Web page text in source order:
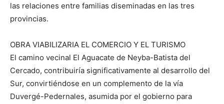
las relaciones entre familias diseminadas en las tres
provincias.
OBRA VIABILIZARIA EL COMERCIO Y EL TURISMO
El camino vecinal El Aguacate de Neyba-Batista del
Cercado, contribuiría significativamente al desarrollo del
Sur, convirtiéndose en un complemento de la vía
Duvergé-Pedernales, asumida por el gobierno para